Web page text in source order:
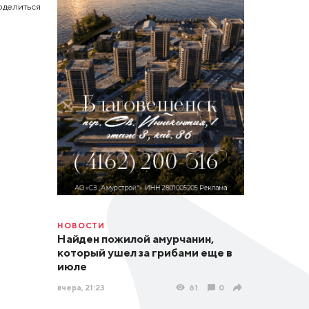
НОВОСТИ
Найден пожилой амурчанин,
который ушел за грибами еще в
июле
вчера, 21:23 61 0